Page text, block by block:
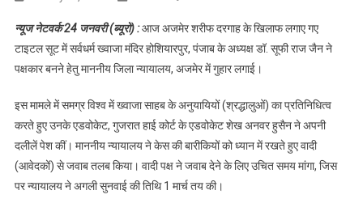
सूफी राज जैन ने
पक्षकार बनने हेतु
गुहार,पढ़े
न्यूज नेटवर्क 24 जनवरी (ब्यूरो) :आज अजमेर शरीफ दरगाह के खिलाफ लगाए गए
टाइटल सूट में सर्वधर्म ख्वाजा मंदिर होशियारपुर, पंजाब के अध्यक्ष डॉ. सूफी राज जैन ने
पक्षकार बनने हेतु माननीय जिला न्यायालय, अजमेर में गुहार लगाई।
इस मामले में समग्र विश्व में ख्वाजा साहब के अनुयायियों (श्रद्धालुओं) का प्रतिनिधित्व
करते हुए उनके एडवोकेट, गुजरात हाई कोर्ट के एडवोकेट शेख अनवर हुसैन ने अपनी
दलीलें पेश कीं। माननीय न्यायालय ने केस की बारीकियों को ध्यान में रखते हुए वादी
(आवेदकों) से जवाब तलब किया। वादी पक्ष ने जवाब देने के लिए उचित समय मांगा, जिस
पर न्यायालय ने अगली सुनवाई की तिथि 1 मार्च तय की।